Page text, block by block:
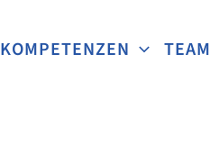
KOMPETENZEN TEAM